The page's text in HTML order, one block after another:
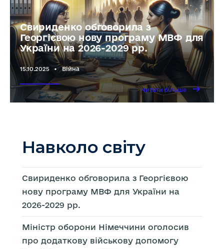
Свириденко обговорила з
Георгієвою нову програму МВФ для
України на 2026-2029 рр.
15.10.2025 • Війна
Читати більше →
Читати
більше
Свириденко
рр.
Навколо світу
Свириденко обговорила з Георгієвою
нову програму МВФ для України на
2026-2029 рр.
Міністр оборони Німеччини оголосив
про додаткову військову допомогу